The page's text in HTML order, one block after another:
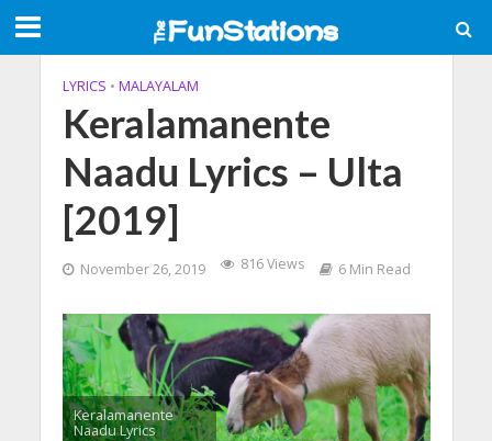
LYRICS • MALAYALAM
Keralamanente
Naadu Lyrics – Ulta
[2019]
November 26, 2019 816 Views 6 Min Read
Keralamanente
Naadu Lyrics